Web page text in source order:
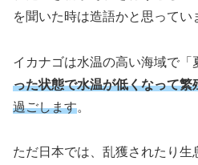
を聞いた時は造語かと思ってい
イカナゴは水温の高い海域で「
った状態で水温が低くなって繁
過ごします。
ただ日本では、乱獲されたり生